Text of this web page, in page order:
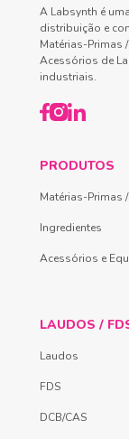
A Labsynth é
distribuição e
Matérias-Primas
Acessórios de
industriais.
PRODUTOS
Matérias-Primas
Ingredientes
Acessórios e
LAUDOS /
Laudos
FDS
DCB/CAS